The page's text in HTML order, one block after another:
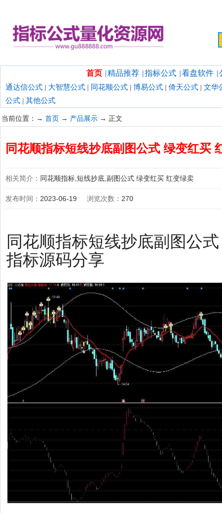
首页 | 精品推荐 | 指标公式 | 看盘软件 |
通达信公式 | 大智慧公式 | 同花顺公式 | 博易公式 | 倚天公式 | 文华
公式 | 其他公式
当前位置：→ 首页 → 产品展示 → 正文
同花顺指标短线抄底副图公式 绿变红买
相关简介： 同花顺指标,短线抄底,副图公式 绿变红买 红变绿卖
发布时间： 2023-06-19 浏览次数： 270
同花顺指标短线抄底副图公
指标源码分享